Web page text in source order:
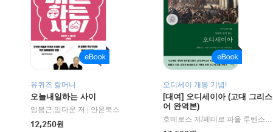
유퀴즈 할머니
오늘내일하는 사이
임봉근,임다운 저
안온북스
12,250원
오디세이 개봉 기념!
[대여] 오디세이아 (고대 그리스
어 완역본)
호메로스 저/페테르 파울 루벤스 그림/박문재 역